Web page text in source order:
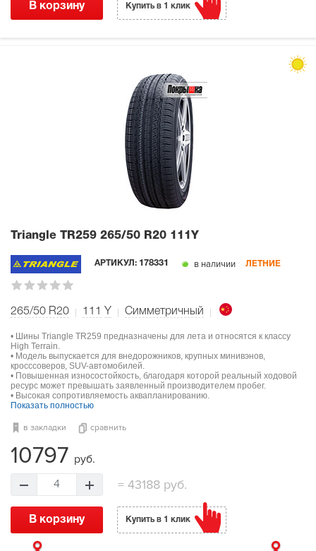
В корзину Купить в 1 клик
Triangle TR259 265/50 R20 111Y
АРТИКУЛ: 178331 в наличии ЛЕТНИЕ
265/50 R20 111 Y Симметричный
• Шины Triangle TR259 предназначены для лета и относятся к классу
High Terrain.
• Модель выпускается для внедорожников, крупных минивэнов,
кросссоверов, SUV-автомобилей.
• Повышенная износостойкость, благодаря которой реальный ходовой
ресурс может превышать заявленный производителем пробег.
• Высокая сопротивляемость аквапланированию.
Показать полностью
в закладки сравнить
10797 руб.
4 =43188 руб.
В корзину Купить в 1 клик